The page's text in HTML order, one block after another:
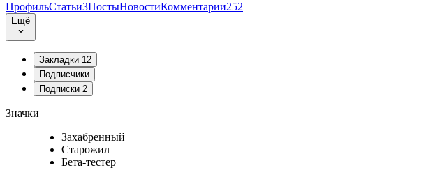
ПрофильСтатьи3ПостыНовостиКомментарии252
Ещё
Закладки 12
Подписчики
Подписки 2
Значки
Захабренный
Старожил
Бета-тестер